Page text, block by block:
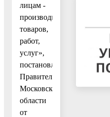
лицам -
производителям
товаров,
работ,
услуг»,
постановлением
Правительства
Московской
области
от